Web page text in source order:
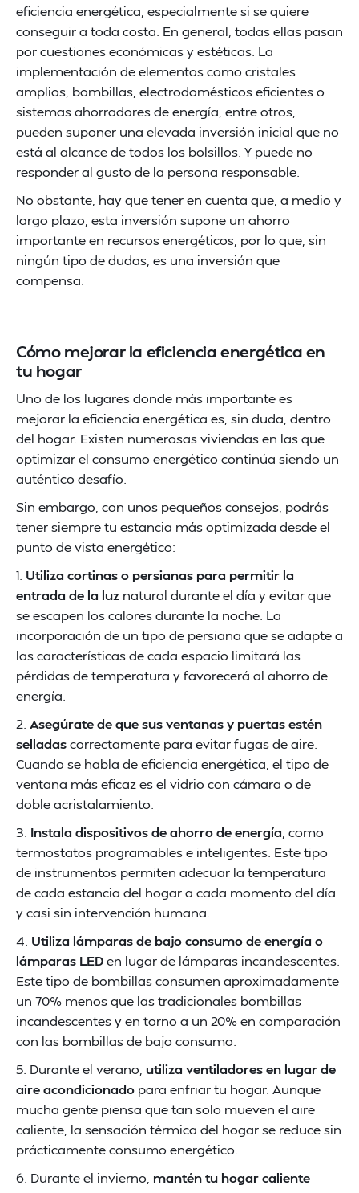
eficiencia energética, especialmente si se quiere
conseguir a toda costa. En general, todas ellas pasan
por cuestiones económicas y estéticas. La
implementación de elementos como cristales
amplios, bombillas, electrodomésticos eficientes o
sistemas ahorradores de energía, entre otros,
pueden suponer una elevada inversión inicial que no
está al alcance de todos los bolsillos. Y puede no
responder al gusto de la persona responsable.
No obstante, hay que tener en cuenta que, a medio y
largo plazo, esta inversión supone un ahorro
importante en recursos energéticos, por lo que, sin
ningún tipo de dudas, es una inversión que
compensa.
Cómo mejorar la eficiencia energética en
tu hogar
Uno de los lugares donde más importante es
mejorar la eficiencia energética es, sin duda, dentro
del hogar. Existen numerosas viviendas en las que
optimizar el consumo energético continúa siendo un
auténtico desafío.
Sin embargo, con unos pequeños consejos, podrás
tener siempre tu estancia más optimizada desde el
punto de vista energético:
1. Utiliza cortinas o persianas para permitir la
entrada de la luz natural durante el día y evitar que
se escapen los calores durante la noche. La
incorporación de un tipo de persiana que se adapte a
las características de cada espacio limitará las
pérdidas de temperatura y favorecerá al ahorro de
energía.
2. Asegúrate de que sus ventanas y puertas estén
selladascorrectamente para evitar fugas de aire.
Cuando se habla de eficiencia energética, el tipo de
ventana más eficaz es el vidrio con cámara o de
doble acristalamiento.
3. Instala dispositivos de ahorro de energía , como
termostatos programables e inteligentes. Este tipo
de instrumentos permiten adecuar la temperatura
de cada estancia del hogar a cada momento del día
y casi sin intervención humana.
4. Utiliza lámparas de bajo consumo de energía o
lámparas LEDen lugar de lámparas incandescentes.
Este tipo de bombillas consumen aproximadamente
un 70% menos que las tradicionales bombillas
incandescentes y en torno a un 20% en comparación
con las bombillas de bajo consumo.
5. Durante el verano, utiliza ventiladores en lugar de
aire acondicionado para enfriar tu hogar. Aunque
mucha gente piensa que tan solo mueven el aire
caliente, la sensación térmica del hogar se reduce sin
prácticamente consumo energético.
6. Durante el invierno, mantén tu hogar caliente